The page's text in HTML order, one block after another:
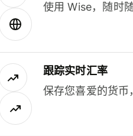
使用 Wise，随时
跟踪实时汇率
保存您喜爱的货币